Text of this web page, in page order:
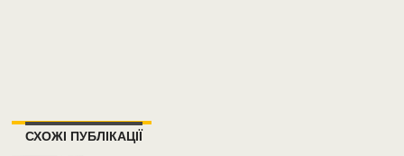
СХОЖІ ПУБЛІКАЦІЇ